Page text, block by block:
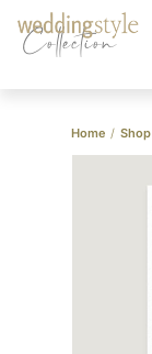
Collection
Home / Shop